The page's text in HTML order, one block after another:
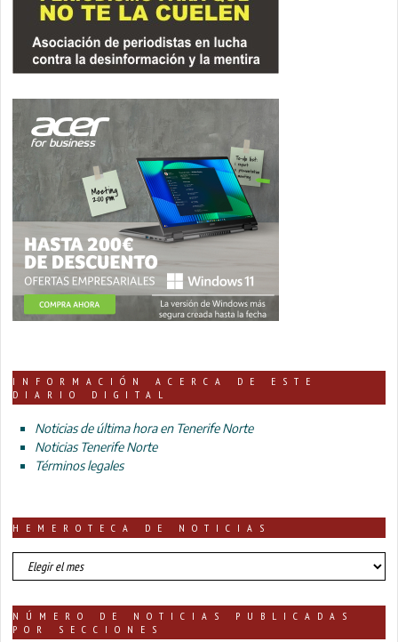
INFORMACIÓN ACERCA DE ESTE
DIARIO DIGITAL
Noticias de última hora en Tenerife Norte
Noticias Tenerife Norte
Términos legales
HEMEROTECA DE NOTICIAS
HEMEROTECA
DE
NÚMERO DE NOTICIAS PUBLICADAS
POR SECCIONES